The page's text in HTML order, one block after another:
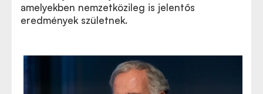
amelyekben nemzetközileg is jelentős
eredmények születnek.